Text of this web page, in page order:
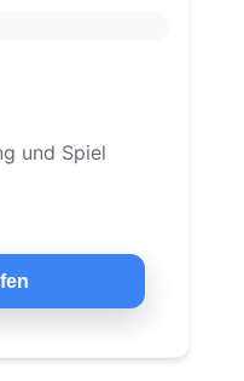
und Spiel